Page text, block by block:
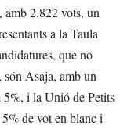
2.822 vots, un
a la Taula
que no
Asaja, amb un
5%, i la Unió de Petits
de vot en blanc i